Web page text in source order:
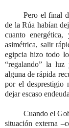
Pero el final
de la Rúa habían
cuanto
asimétrica, salir
egipcia hizo todo
“regalando” la
alguna de rápida
por el desprestigio
dejar escaso
Cuando el
situación externa